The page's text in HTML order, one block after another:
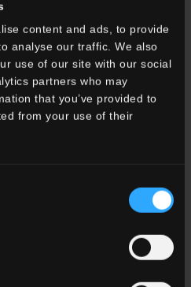
content and ads, to provide
analyse our traffic. We also
use of our site with our social
partners who may
that you’ve provided to
from your use of their